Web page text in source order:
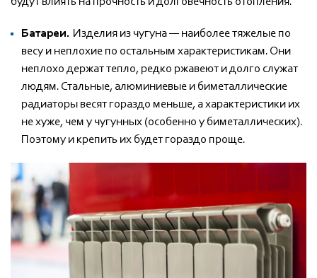
Батареи. Изделия из чугуна — наиболее тяжелые по
весу и неплохие по остальным характеристикам. Они
неплохо держат тепло, редко ржавеют и долго служат
людям. Стальные, алюминиевые и биметаллические
радиаторы весят гораздо меньше, а характеристики их
не хуже, чем у чугунных (особенно у биметаллических).
Поэтому и крепить их будет гораздо проще.